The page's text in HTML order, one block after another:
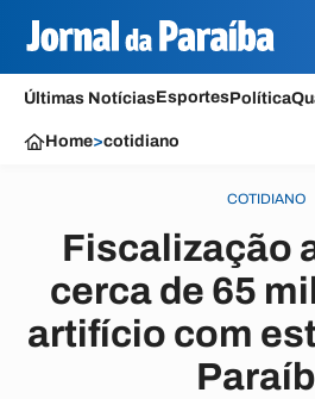
Últimas NotíciasEsportesPolítica
Home>cotidiano
COTIDIANO
Fiscalização
cerca de 65
artifício com